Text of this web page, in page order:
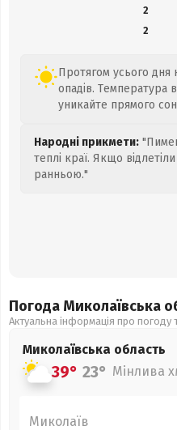
2
2
Протягом усього дня
опадів. Температура
уникайте прямого
Народні прикмети:
теплі краї. Якщо
ранньою."
Погода Миколаївська
Актуальна інформація про погоду
Миколаївська область
39° 23° Мінлива
Миколаїв